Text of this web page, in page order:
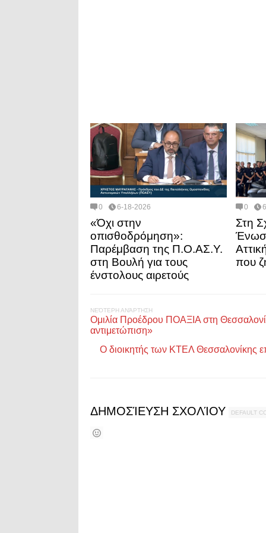
0 6-18-2026
«Όχι στην
οπισθοδρόμηση»:
Παρέμβαση της Π.Ο.ΑΣ.Υ.
στη Βουλή για τους
ένστολους αιρετούς
0
Στη
που
ΝΕΌΤΕΡΗ ΑΝΆΡΤΗΣΗ
Ομιλία Προέδρου ΠΟΑΞΙΑ στη
αντιμετώπιση»
Ο διοικητής των ΚΤΕΛ Θεσσαλονίκης
ΔΗΜΟΣΊΕΥΣΗ ΣΧΟΛΊΟΥ DEFAULT